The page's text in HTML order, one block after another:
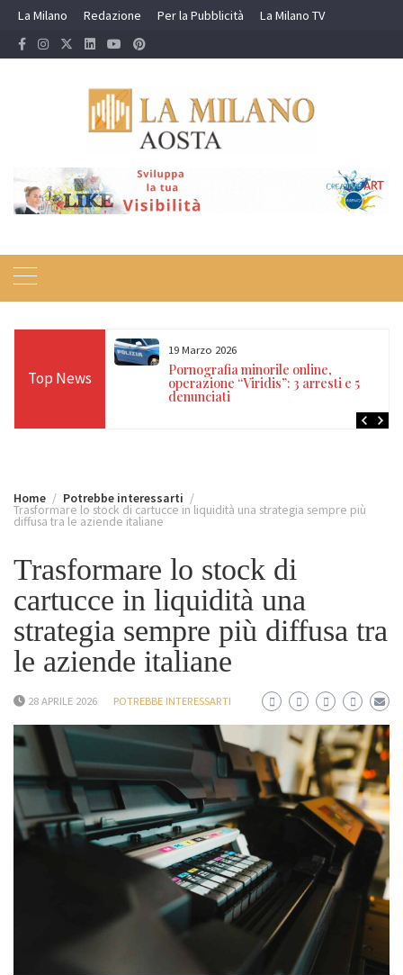
Skip
content
La Milano Redazione Per la Pubblicità La Milano TV
Top News
ore sulle Alpi:
Cervino e
19 Marzo 2026
Pornografia minorile online,
operazione “Viridis”: 3 arresti e 5
denunciati
Home Potrebbe interessarti
Trasformare lo stock di cartucce in liquidità una strategia sempre più
diffusa tra le aziende italiane
Trasformare lo stock di
cartucce in liquidità una
strategia sempre più diffusa tra
le aziende italiane
28 APRILE 2026 POTREBBE INTERESSARTI